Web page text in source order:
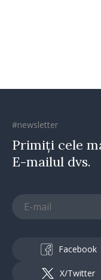
#newsletter
Primiți cele
E-mailul dvs.
Facebook
X/Twitter